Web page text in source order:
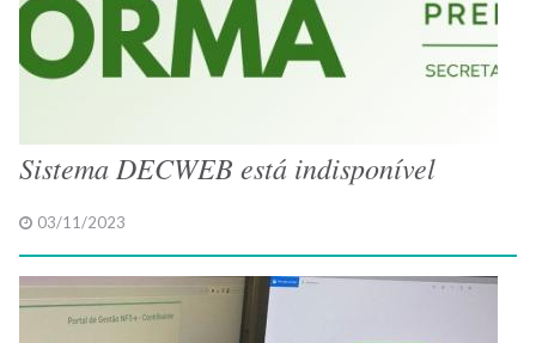
Sistema DECWEB está indisponível
03/11/2023